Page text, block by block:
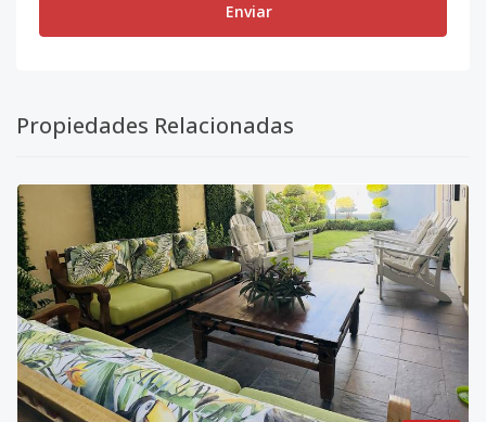
Enviar
Propiedades Relacionadas